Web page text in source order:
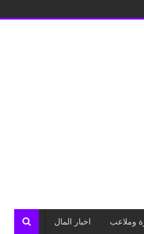
وملاعب اخبار المال